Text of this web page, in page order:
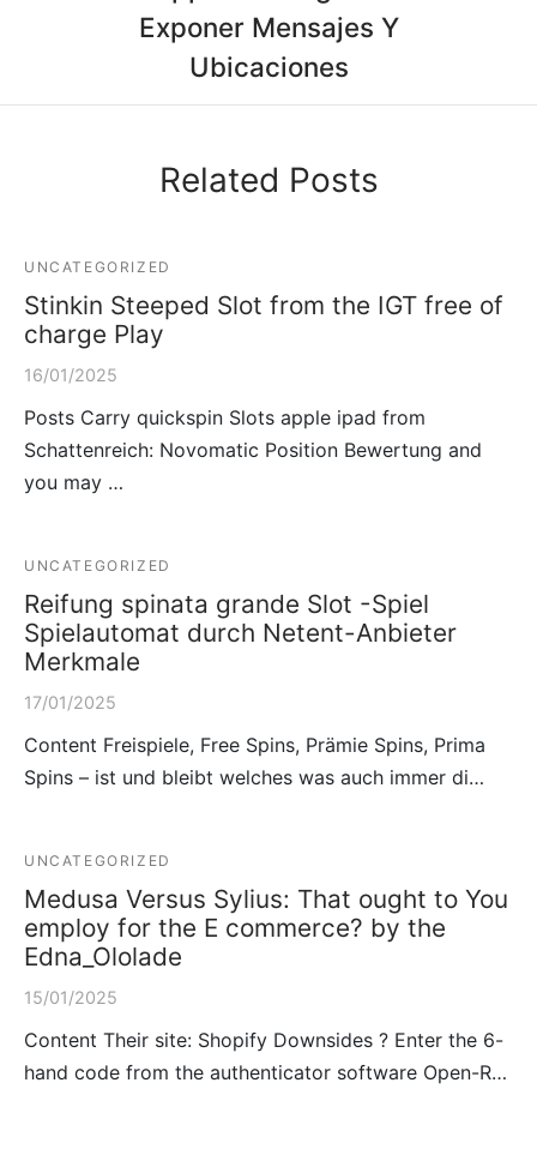
Exponer Mensajes Y
Ubicaciones
Related Posts
UNCATEGORIZED
Stinkin Steeped Slot from the IGT free of
charge Play
16/01/2025
Posts Carry quickspin Slots apple ipad from
Schattenreich: Novomatic Position Bewertung and
you may …
UNCATEGORIZED
Reifung spinata grande Slot -Spiel
Spielautomat durch Netent-Anbieter
Merkmale
17/01/2025
Content Freispiele, Free Spins, Prämie Spins, Prima
Spins – ist und bleibt welches was auch immer di…
UNCATEGORIZED
Medusa Versus Sylius: That ought to You
employ for the E commerce? by the
Edna_Ololade
15/01/2025
Content Their site: Shopify Downsides ? Enter the 6-
hand code from the authenticator software Open-R…